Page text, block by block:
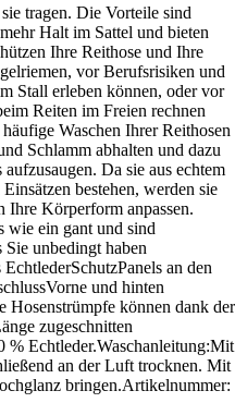
tragen. Die Vorteile sind
Halt im Sattel und bieten
Ihre Reithose und Ihre
vor Berufsrisiken und
Stall erleben können, oder vor
Reiten im Freien rechnen
Waschen Ihrer Reithosen
Schlamm abhalten und dazu
Da sie aus echtem
bestehen, werden sie
Ihre Körperform anpassen.
wie ein gant und sind
unbedingt haben
an den
und hinten
Hosenstrümpfe können dank der
zugeschnitten
% Echtleder.Waschanleitung:Mit
an der Luft trocknen. Mit
bringen.Artikelnummer: